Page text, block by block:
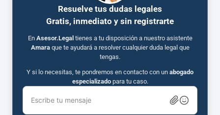
Resuelve tus dudas legales
Gratis, inmediato y sin registrarte
En Asesor.Legal tienes a tu disposición a nuestro asistente
Amaraque te ayudará a resolver cualquier duda legal que
tengas.
Y si lo necesitas, te pondremos en contacto con un abogado
especializadopara tu caso.
Escribe tu mensaje